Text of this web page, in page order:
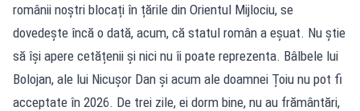
românii noștri blocați în țările din Orientul Mijlociu, se
dovedește încă o dată, acum, că statul român a eșuat. Nu știe
să își apere cetățenii și nici nu îi poate reprezenta. Bâlbele lui
Bolojan, ale lui Nicușor Dan și acum ale doamnei Țoiu nu pot fi
acceptate în 2026. De trei zile, ei dorm bine, nu au frământări,